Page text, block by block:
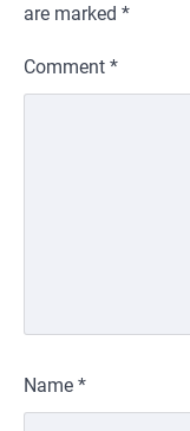
are marked *
Comment *
Name *